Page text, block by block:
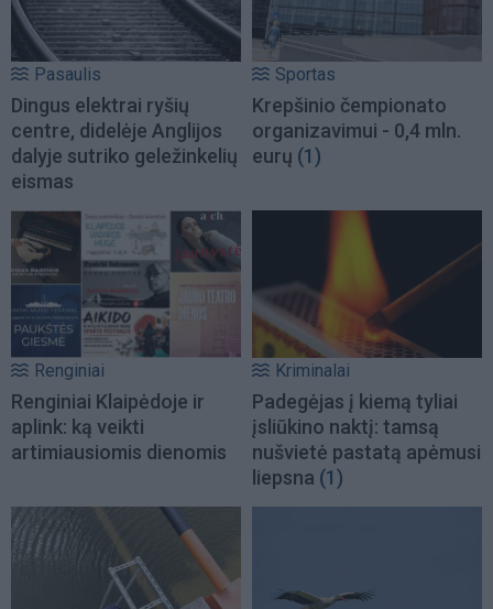
Pasaulis
Dingus elektrai ryšių
centre, didelėje Anglijos
dalyje sutriko geležinkelių
eismas
Sportas
Krepšinio čempionato
organizavimui - 0,4 mln.
eurų (1)
Renginiai
Renginiai Klaipėdoje ir
aplink: ką veikti
artimiausiomis dienomis
Kriminalai
Padegėjas į kiemą tyliai
įsliūkino naktį: tamsą
nušvietė pastatą apėmusi
liepsna (1)